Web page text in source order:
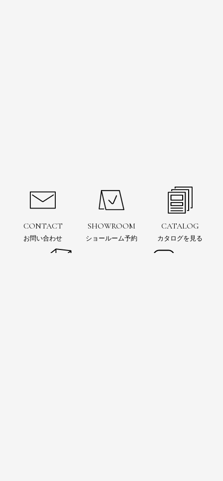
CONTACT
お問い合わせ
SHOWROOM
ショールーム予約
CATALOG
カタログを見る
お問い合わせ 電子カタログ